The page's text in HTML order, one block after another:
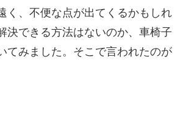
く、不便な点が出てくるかもしれ
決できる方法はないのか、車椅子
てみました。そこで言われたのが